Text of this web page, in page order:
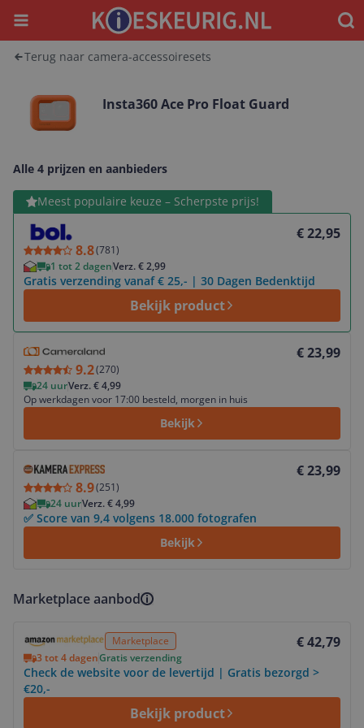
Menu
Terug naar camera-accessoiresets
Insta360 Ace Pro Float Guard
Alle 4 prijzen en aanbieders
Meest populaire keuze – Scherpste prijs!
8.8(781)
€ 22,95
1 tot 2 dagenVerz. € 2,99
Gratis verzending vanaf € 25,- | 30 Dagen Bedenktijd
Bekijk product
Bekijk product
9.2(270)
€ 23,99
24 uurVerz. € 4,99
Op werkdagen voor 17:00 besteld, morgen in huis
Bekijk
8.9(251)
€ 23,99
24 uurVerz. € 4,99
✅ Score van 9,4 volgens 18.000 fotografen
Bekijk
Marketplace aanbod
Marketplace € 42,79
3 tot 4 dagenGratis verzending
Check de website voor de levertijd | Gratis bezorgd >
€20,-
Bekijk product